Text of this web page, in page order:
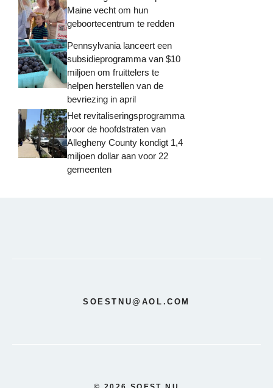
Maine vecht om hun
geboortecentrum te redden
Pennsylvania lanceert een
subsidieprogramma van $10
miljoen om fruittelers te
helpen herstellen van de
bevriezing in april
Het revitaliseringsprogramma
voor de hoofdstraten van
Allegheny County kondigt 1,4
miljoen dollar aan voor 22
gemeenten
SOESTNU@AOL.COM